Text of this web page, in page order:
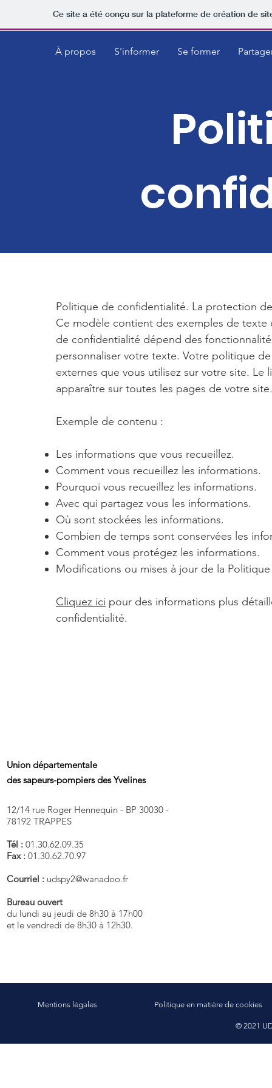
Ce site a été conçu sur la plateforme de création de
À propos S'informer Se former
Politique de confidentialité. La protection
Ce modèle contient des exemples de
de confidentialité dépend des
personnaliser votre texte. Votre politique
externes que vous utilisez sur votre site.
apparaître sur toutes les pages de votre site.
Exemple de contenu :
Les informations que vous recueillez.
Comment vous recueillez les informations.
Pourquoi vous recueillez les informations.
Avec qui partagez vous les informations.
Où sont stockées les informations.
Combien de temps sont conservées les
Comment vous protégez les informations.
Modifications ou mises à jour de la
Cliquez ici pour des informations plus
confidentialité.
Union départementale
des sapeurs-pompiers des Yvelines
12/14 rue Roger Hennequin - BP 30030 -
78192 TRAPPES
Tél : 01.30.62.09.35
Fax : 01.30.62.70.97
Courriel : udspy2@wanadoo.fr
Bureau ouvert
du lundi au jeudi de 8h30 à 17h00
et le vendredi de 8h30 à 12h30.
Mentions légales Politique en matière de cookies
© 2021